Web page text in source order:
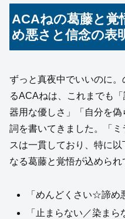
ACAねの葛藤と覚
め悪さと信念の表
ずっと真夜中でいいのに
るACAねは、これまでも
器用な優しさ」「自分を
詞を書いてきました。「
スは一貫しており、特に
なる葛藤と覚悟が込められ
「めんどくさい☆諦め
「止まらない／染まら